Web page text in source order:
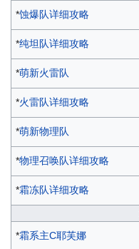
*蚀爆队详细攻略
*纯坦队详细攻略
*萌新火雷队
*火雷队详细攻略
*萌新物理队
*物理召唤队详细攻略
*霜冻队详细攻略
*霜系主C耶芙娜